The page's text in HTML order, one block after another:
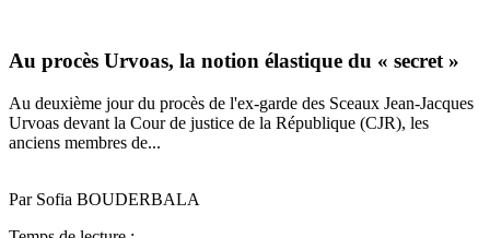
Au procès Urvoas, la notion élastique du « secret »
Au deuxième jour du procès de l'ex-garde des Sceaux Jean-Jacques
Urvoas devant la Cour de justice de la République (CJR), les
anciens membres de...
Par Sofia BOUDERBALA